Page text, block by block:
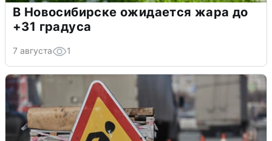
В Новосибирске ожидается жара до
+31 градуса
7 августа 1